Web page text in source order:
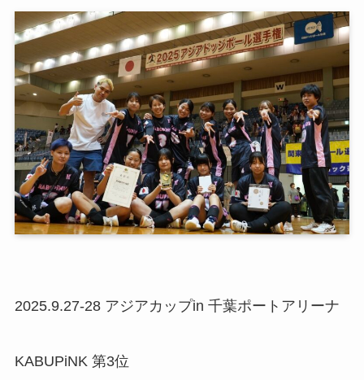
2025.9.27-28 アジアカップin 千葉ポートアリーナ
KABUPiNK 第3位